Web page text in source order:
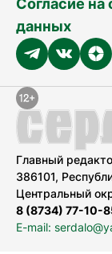
Согласие на
данных
Главный
386101,
Центральный
8 (8734) 77-10-
E-mail: